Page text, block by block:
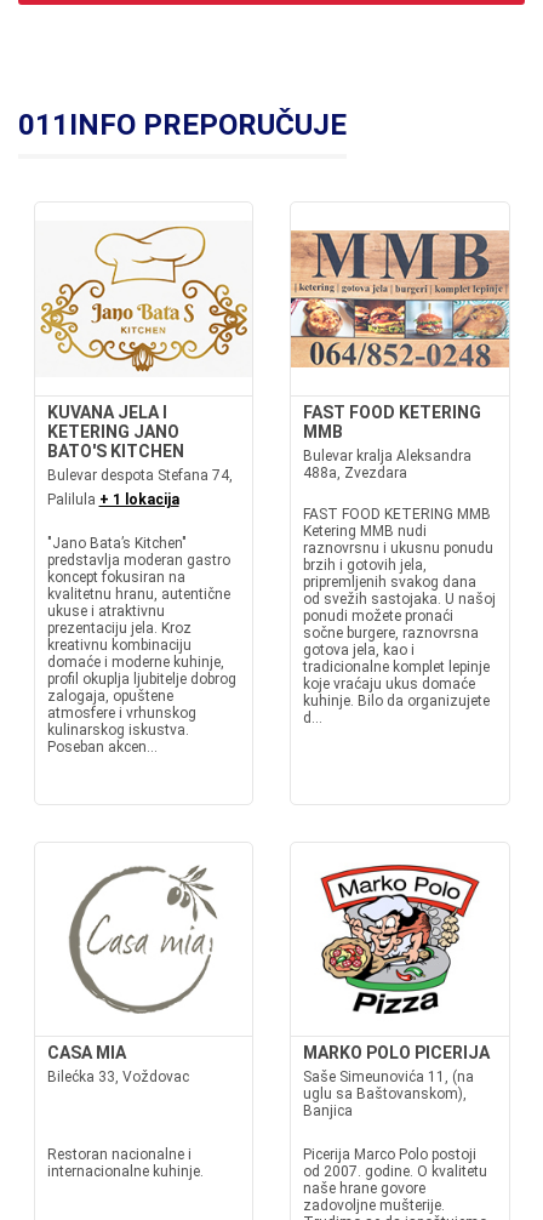
011INFO PREPORUČUJE
KUVANA JELA I
KETERING JANO
BATO'S KITCHEN
Bulevar despota Stefana 74,
Palilula + 1 lokacija
"Jano Bata’s Kitchen"
predstavlja moderan gastro
koncept fokusiran na
kvalitetnu hranu, autentične
ukuse i atraktivnu
prezentaciju jela. Kroz
kreativnu kombinaciju
domaće i moderne kuhinje,
profil okuplja ljubitelje dobrog
zalogaja, opuštene
atmosfere i vrhunskog
kulinarskog iskustva.
Poseban akcen...
FAST FOOD KETERING
MMB
Bulevar kralja Aleksandra
488a, Zvezdara
FAST FOOD KETERING MMB
Ketering MMB nudi
raznovrsnu i ukusnu ponudu
brzih i gotovih jela,
pripremljenih svakog dana
od svežih sastojaka. U našoj
ponudi možete pronaći
sočne burgere, raznovrsna
gotova jela, kao i
tradicionalne komplet lepinje
koje vraćaju ukus domaće
kuhinje. Bilo da organizujete
d...
CASA MIA
Bilećka 33, Voždovac
Restoran nacionalne i
internacionalne kuhinje.
MARKO POLO PICERIJA
Saše Simeunovića 11, (na
uglu sa Baštovanskom),
Banjica
Picerija Marco Polo postoji
od 2007. godine. O kvalitetu
naše hrane govore
zadovoljne mušterije.